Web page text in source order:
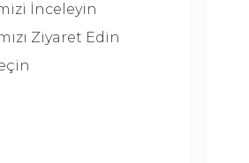
İnceleyin
Ziyaret Edin